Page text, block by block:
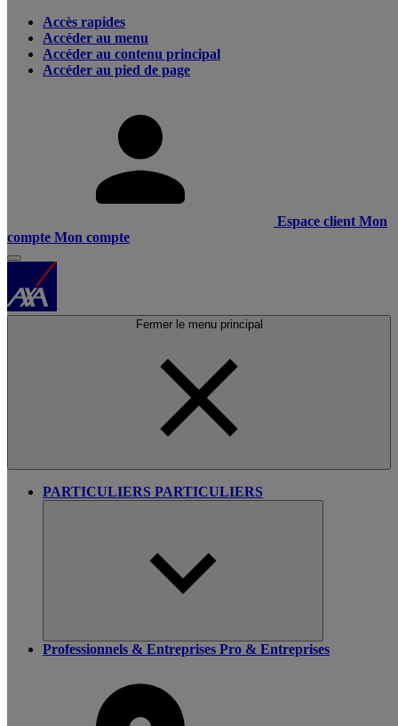
Accès rapides
Accéder au menu
Accéder au contenu principal
Accéder au pied de page
Espace client Mon
compte Mon compte
Fermer le menu principal
PARTICULIERS PARTICULIERS
Professionnels & Entreprises Pro & Entreprises